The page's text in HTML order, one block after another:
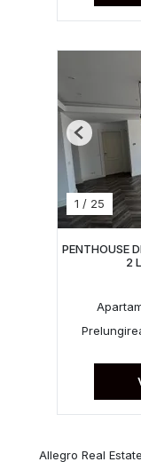
1 / 25
Previous
PENTHOUSE
2
Allegro Real